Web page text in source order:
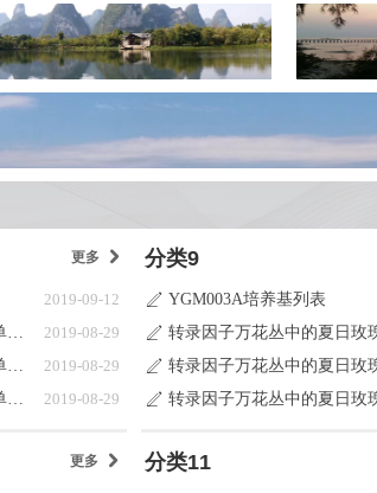
分类11
ꄅ YGM003A培养基列表
ꄅ
ꄅ
ꄅ
分类9
更多 낑
2019-09-12
2019-08-29
转录因子万花丛中的夏日玫瑰：酵母单杂交系统
2019-08-29
转录因子万花丛中的夏日玫瑰：酵母单杂交系统
2019-08-29
转录因子万花丛中的夏日玫瑰：酵母单杂交系统
更多 낑